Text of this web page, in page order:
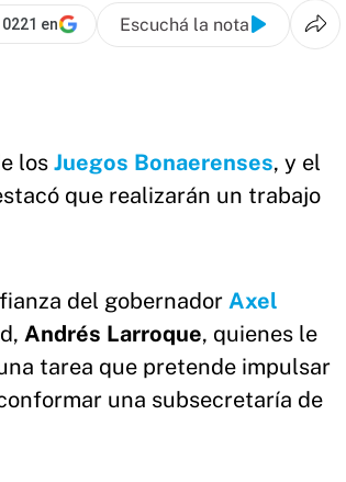
en Escuchá la nota
los Juegos Bonaerenses, y el
que realizarán un trabajo
del gobernador Axel
Andrés Larroque, quienes le
tarea que pretende impulsar
una subsecretaría de